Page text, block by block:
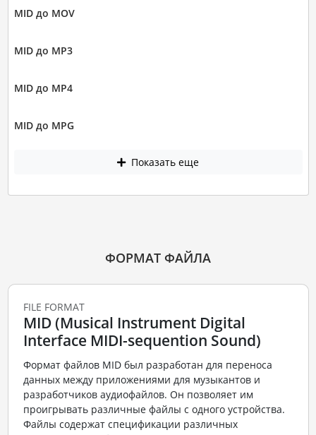
MID до MOV
MID до MP3
MID до MP4
MID до MPG
Показать еще
ФОРМАТ ФАЙЛА
FILE FORMAT
MID (Musical Instrument Digital
Interface MIDI-sequention Sound)
Формат файлов MID был разработан для переноса
данных между приложениями для музыкантов и
разработчиков аудиофайлов. Он позволяет им
проигрывать различные файлы с одного устройства.
Файлы содержат спецификации различных